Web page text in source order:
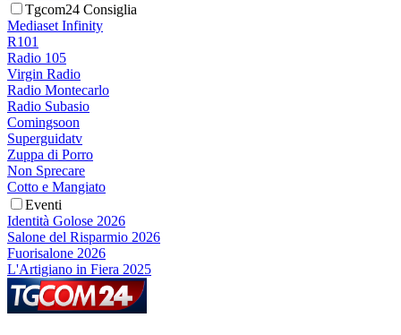
Tgcom24 Consiglia
Mediaset Infinity
R101
Radio 105
Virgin Radio
Radio Montecarlo
Radio Subasio
Comingsoon
Superguidatv
Zuppa di Porro
Non Sprecare
Cotto e Mangiato
Eventi
Identità Golose 2026
Salone del Risparmio 2026
Fuorisalone 2026
L'Artigiano in Fiera 2025